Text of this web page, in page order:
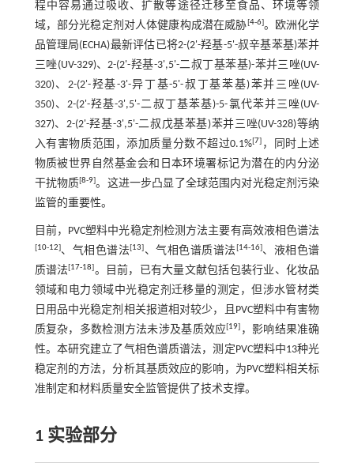
程中容易通过吸收、扩散等途径迁移至食品、环境等领
域，部分光稳定剂对人体健康构成潜在威胁[4-6]。欧洲化学
品管理局(ECHA)最新评估已将2-(2'-羟基-5'-叔辛基苯基)苯并
三唑(UV-329)、2-(2'-羟基-3',5'-二叔丁基苯基)-苯并三唑(UV-
320)、2-(2'-羟基-3'-异丁基-5'-叔丁基苯基)苯并三唑(UV-
350)、2-(2'-羟基-3',5'-二叔丁基苯基)-5-氯代苯并三唑(UV-
327)、2-(2'-羟基-3',5'-二叔戊基苯基)苯并三唑(UV-328)等纳
入有害物质范围，添加质量分数不超过0.1%[7] ，同时上述
物质被世界自然基金会和日本环境署标记为潜在的内分泌
干扰物质[8-9]。这进一步凸显了全球范围内对光稳定剂污染
监管的重要性。
目前，PVC塑料中光稳定剂检测方法主要有高效液相色谱法
[10-12]、气相色谱法[13] 、气相色谱质谱法[14-16]、液相色谱
质谱法[17-18]。目前，已有大量文献包括包装行业、化妆品
领域和电力领域中光稳定剂迁移量的测定，但涉水管材类
日用品中光稳定剂相关报道相对较少，且PVC塑料中有害物
质复杂，多数检测方法未涉及基质效应[19] ，影响结果准确
性。本研究建立了气相色谱质谱法，测定PVC塑料中13种光
稳定剂的方法，分析其基质效应的影响，为PVC塑料相关标
准制定和材料质量安全监管提供了技术支撑。
1 实验部分